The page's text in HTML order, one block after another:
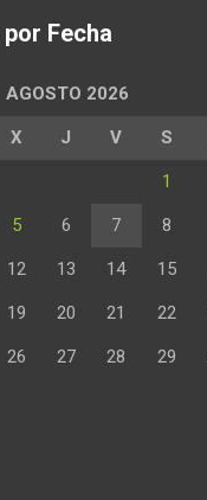
Fecha
AGOSTO 2026
X J V S
1
5 6 7 8
12 13 14 15
19 20 21 22
26 27 28 29